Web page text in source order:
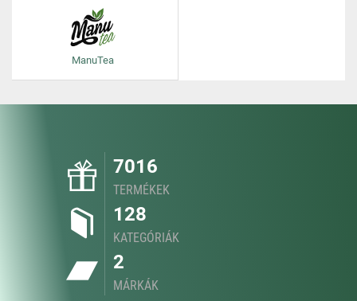
ManuTea
7016
TERMÉKEK
128
KATEGÓRIÁK
2
MÁRKÁK